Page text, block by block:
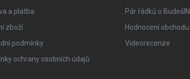
a platba
zboží
podmínky
ochrany osobních údajů
Pár řádků o BudešIN
Hodnocení obchodu
Videorecenze